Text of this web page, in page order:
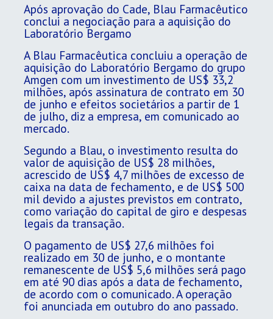
Após aprovação do Cade, Blau Farmacêutico
conclui a negociação para a aquisição do
Laboratório Bergamo
A Blau Farmacêutica concluiu a operação de
aquisição do Laboratório Bergamo do grupo
Amgen com um investimento de US$ 33,2
milhões, após assinatura de contrato em 30
de junho e efeitos societários a partir de 1
de julho, diz a empresa, em comunicado ao
mercado.
Segundo a Blau, o investimento resulta do
valor de aquisição de US$ 28 milhões,
acrescido de US$ 4,7 milhões de excesso de
caixa na data de fechamento, e de US$ 500
mil devido a ajustes previstos em contrato,
como variação do capital de giro e despesas
legais da transação.
O pagamento de US$ 27,6 milhões foi
realizado em 30 de junho, e o montante
remanescente de US$ 5,6 milhões será pago
em até 90 dias após a data de fechamento,
de acordo com o comunicado. A operação
foi anunciada em outubro do ano passado.